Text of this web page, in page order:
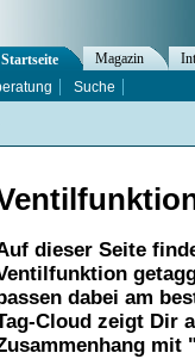
dieser Seite
dabei am
Cloud zeigt Dir
mit
Startseite Magazin
Suche